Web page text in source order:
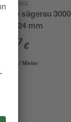
binderholz
Latte sägerau
48 x 24 mm
67€
0,89 € / Meter